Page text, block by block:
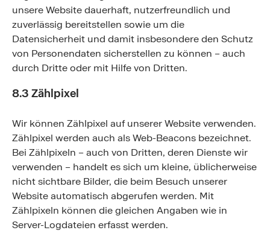
unsere Website dauerhaft, nutzerfreundlich und
zuverlässig bereitstellen sowie um die
Datensicherheit und damit insbesondere den Schutz
von Personendaten sicherstellen zu können – auch
durch Dritte oder mit Hilfe von Dritten.
8.3 Zählpixel
Wir können Zählpixel auf unserer Website verwenden.
Zählpixel werden auch als Web-Beacons bezeichnet.
Bei Zählpixeln – auch von Dritten, deren Dienste wir
verwenden – handelt es sich um kleine, üblicherweise
nicht sichtbare Bilder, die beim Besuch unserer
Website automatisch abgerufen werden. Mit
Zählpixeln können die gleichen Angaben wie in
Server-Logdateien erfasst werden.